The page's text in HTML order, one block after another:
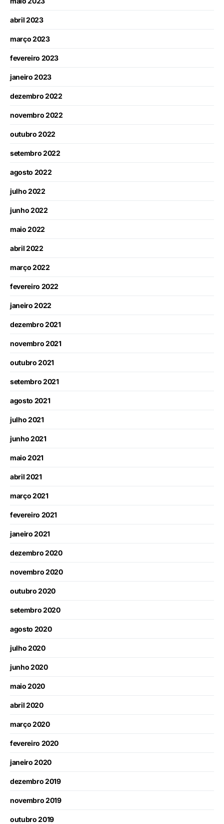
abril 2023
março 2023
fevereiro 2023
janeiro 2023
dezembro 2022
novembro 2022
outubro 2022
setembro 2022
agosto 2022
julho 2022
junho 2022
maio 2022
abril 2022
março 2022
fevereiro 2022
janeiro 2022
dezembro 2021
novembro 2021
outubro 2021
setembro 2021
agosto 2021
julho 2021
junho 2021
maio 2021
abril 2021
março 2021
fevereiro 2021
janeiro 2021
dezembro 2020
novembro 2020
outubro 2020
setembro 2020
agosto 2020
julho 2020
junho 2020
maio 2020
abril 2020
março 2020
fevereiro 2020
janeiro 2020
dezembro 2019
novembro 2019
outubro 2019